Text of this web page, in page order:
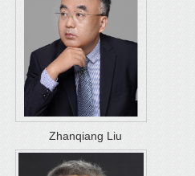
Zhanqiang Liu